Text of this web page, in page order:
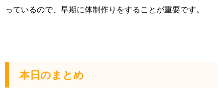
っているので、早期に体制作りをすることが重要です。
本日のまとめ